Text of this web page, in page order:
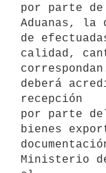
por parte
Aduanas, la
de
calidad,
deberá
recepción
por parte
bienes
Ministerio